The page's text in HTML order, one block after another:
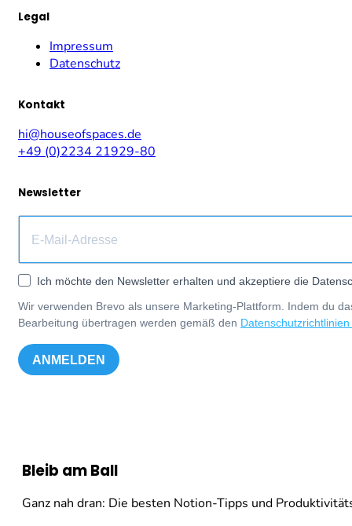
Legal
Impressum
Datenschutz
Kontakt
hi@houseofspaces.de
+49 (0)2234 21929-80
Newsletter
Ich möchte den Newsletter erhalten und akzeptiere die
Wir verwenden Brevo als unsere Marketing-Plattform. Indem du
Bearbeitung übertragen werden gemäß den
ANMELDEN
Bleib am Ball
Ganz nah dran: Die besten Notion-Tipps und